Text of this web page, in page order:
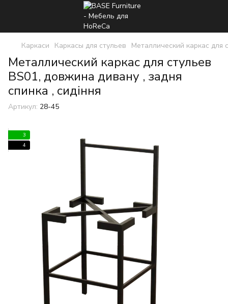
Каркаси Каркасы для стульев Металлический каркас для
Металлический каркас для стульев
BS01, довжина дивану , задня
спинка , сидіння
Артикул: 28-45
3
4